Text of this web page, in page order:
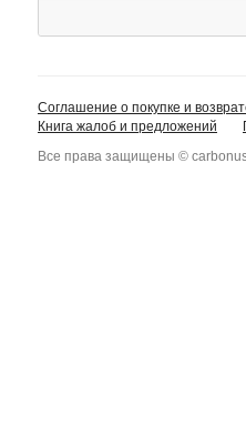
Соглашение о покупке и
Книга жалоб и предложений
Все права защищены ©